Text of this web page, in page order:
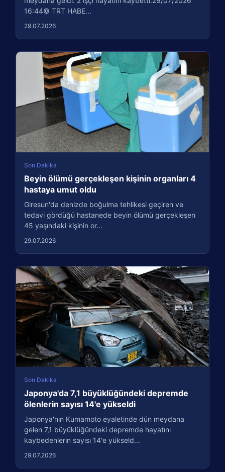
16:44© TRT HABE...
29.07.2026
Son Dakika
Beyin ölümü gerçekleşen kişinin organları 4
hastaya umut oldu
Giresun'da denizde boğulma tehlikesi geçiren ve
tedavi gördüğü hastanede beyin ölümü gerçekleşen
45 yaşındaki kişinin or...
29.07.2026
Son Dakika
Japonya'da 7,1 büyüklüğündeki depremde
ölenlerin sayısı 14'e yükseldi
Japonya'nın Kumamoto eyaletinde dün meydana
gelen 7,1 büyüklüğündeki depremde hayatını
kaybedenlerin sayısı 14'e yükseld...
29.07.2026